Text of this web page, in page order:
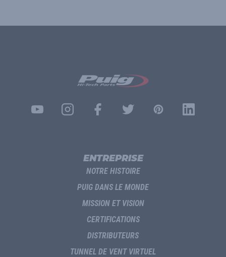
ENTREPRISE
NOTRE HISTOIRE
PUIG DANS LE MONDE
MISSION ET VISION
CERTIFICATIONS
DISTRIBUTEURS
TUNNEL DE VENT VIRTUEL